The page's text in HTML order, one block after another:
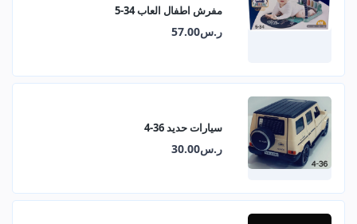
مفرش اطفال العاب 34-5
ر.س57.00
سيارات حديد 36-4
ر.س30.00